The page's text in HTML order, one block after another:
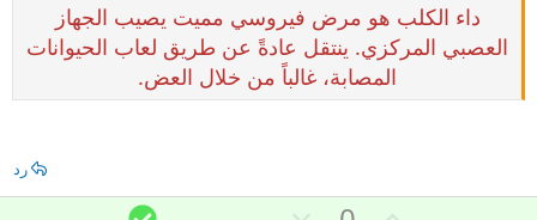
داء الكلب هو مرض فيروسي مميت يصيب الجهاز
العصبي المركزي. ينتقل عادةً عن طريق لعاب الحيوانات
المصابة، غالباً من خلال العض.
رد